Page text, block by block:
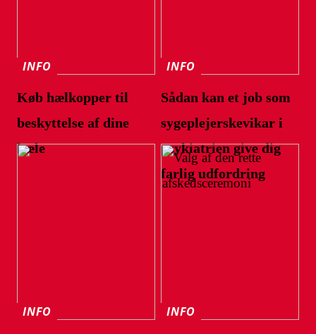
INFO
Køb hælkopper til
beskyttelse af dine
hæle
INFO
Sådan kan et job som
sygeplejerskevikar i
psykiatrien give dig
farlig udfordring
INFO INFO